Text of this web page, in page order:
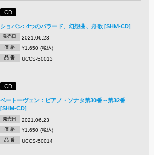
CD
ショパン: 4つのバラード、幻想曲、舟歌 [SHM-CD]
発売日 2021.06.23
価 格 ¥1,650 (税込)
品 番 UCCS-50013
CD
ベートーヴェン：ピアノ・ソナタ第30番～第32番
[SHM-CD]
発売日 2021.06.23
価 格 ¥1,650 (税込)
品 番 UCCS-50014